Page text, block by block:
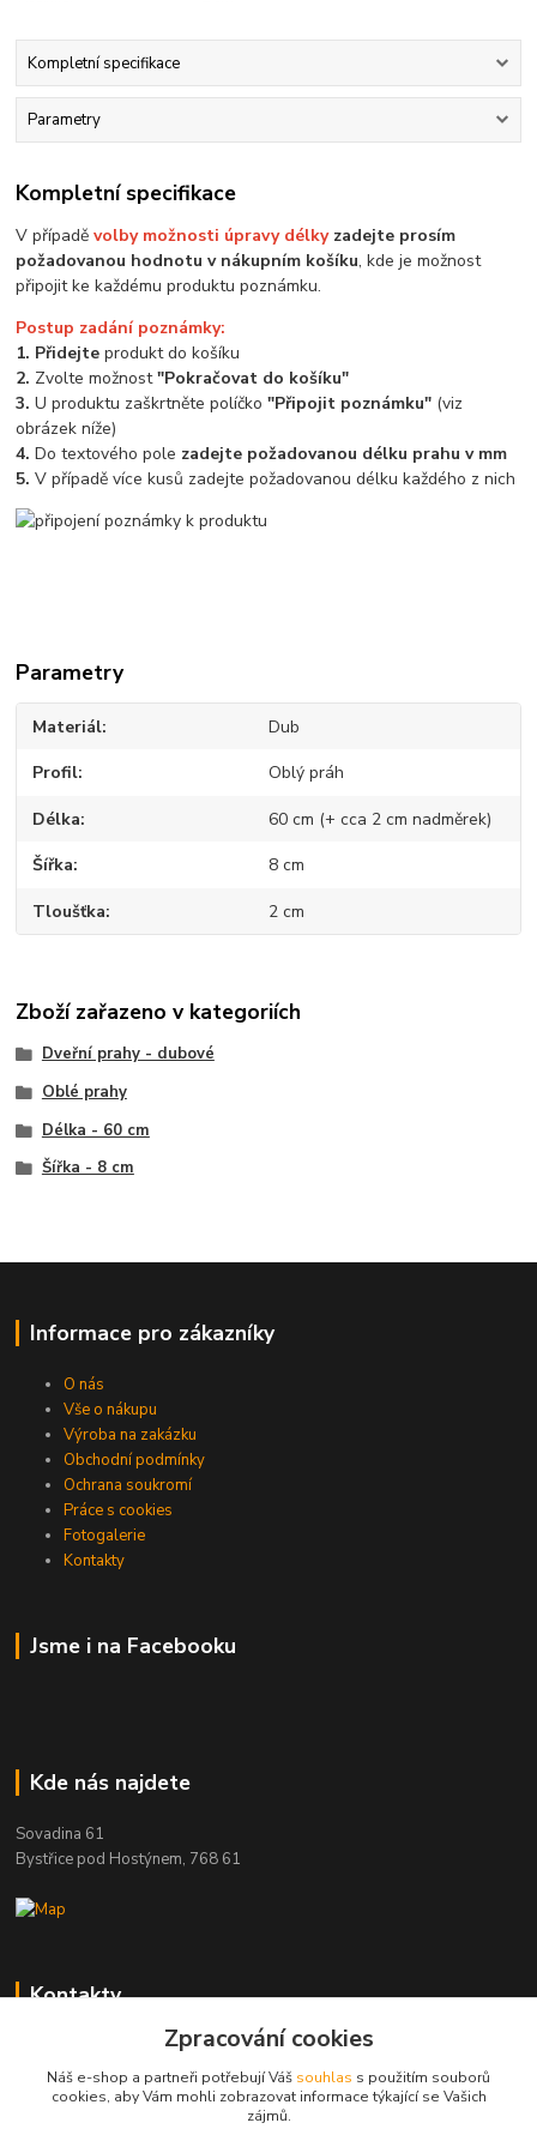
Kompletní specifikace
Parametry
Kompletní specifikace
V případěvolby možnosti úpravy délkyzadejte prosím
požadovanou hodnotu v nákupním košíku, kde je možnost
připojit ke každému produktu poznámku.
Postup zadání poznámky:
1. Přidejte produkt do košíku
2. Zvolte možnost"Pokračovat do košíku"
3.U produktu zaškrtněte políčko"Připojit poznámku" (viz
obrázek níže)
4.Do textového pole zadejte požadovanou délku prahu v mm
5.V případě více kusů zadejte požadovanou délku každého z nich
Parametry
Materiál Dub
Profil Oblý práh
Délka 60 cm (+ cca 2 cm nadměrek)
Šířka 8 cm
Tloušťka 2 cm
Zboží zařazeno v kategoriích
Dveřní prahy - dubové
Oblé prahy
Délka - 60 cm
Šířka - 8 cm
Informace pro zákazníky
O nás
Vše o nákupu
Výroba na zakázku
Obchodní podmínky
Ochrana soukromí
Práce s cookies
Fotogalerie
Kontakty
Jsme i na Facebooku
Kde nás najdete
Sovadina 61
Bystřice pod Hostýnem, 768 61
Kontakty
DŘEVOPRODUKT BEDNAŘÍK s.r.o.
+420 739 454 600
(Po-Pá, 7-15 hod.)
Zpracování cookies
Náš e-shop a partneři potřebují Váš souhlas s použitím souborů
cookies, aby Vám mohli zobrazovat informace týkající se Vašich
zájmů.